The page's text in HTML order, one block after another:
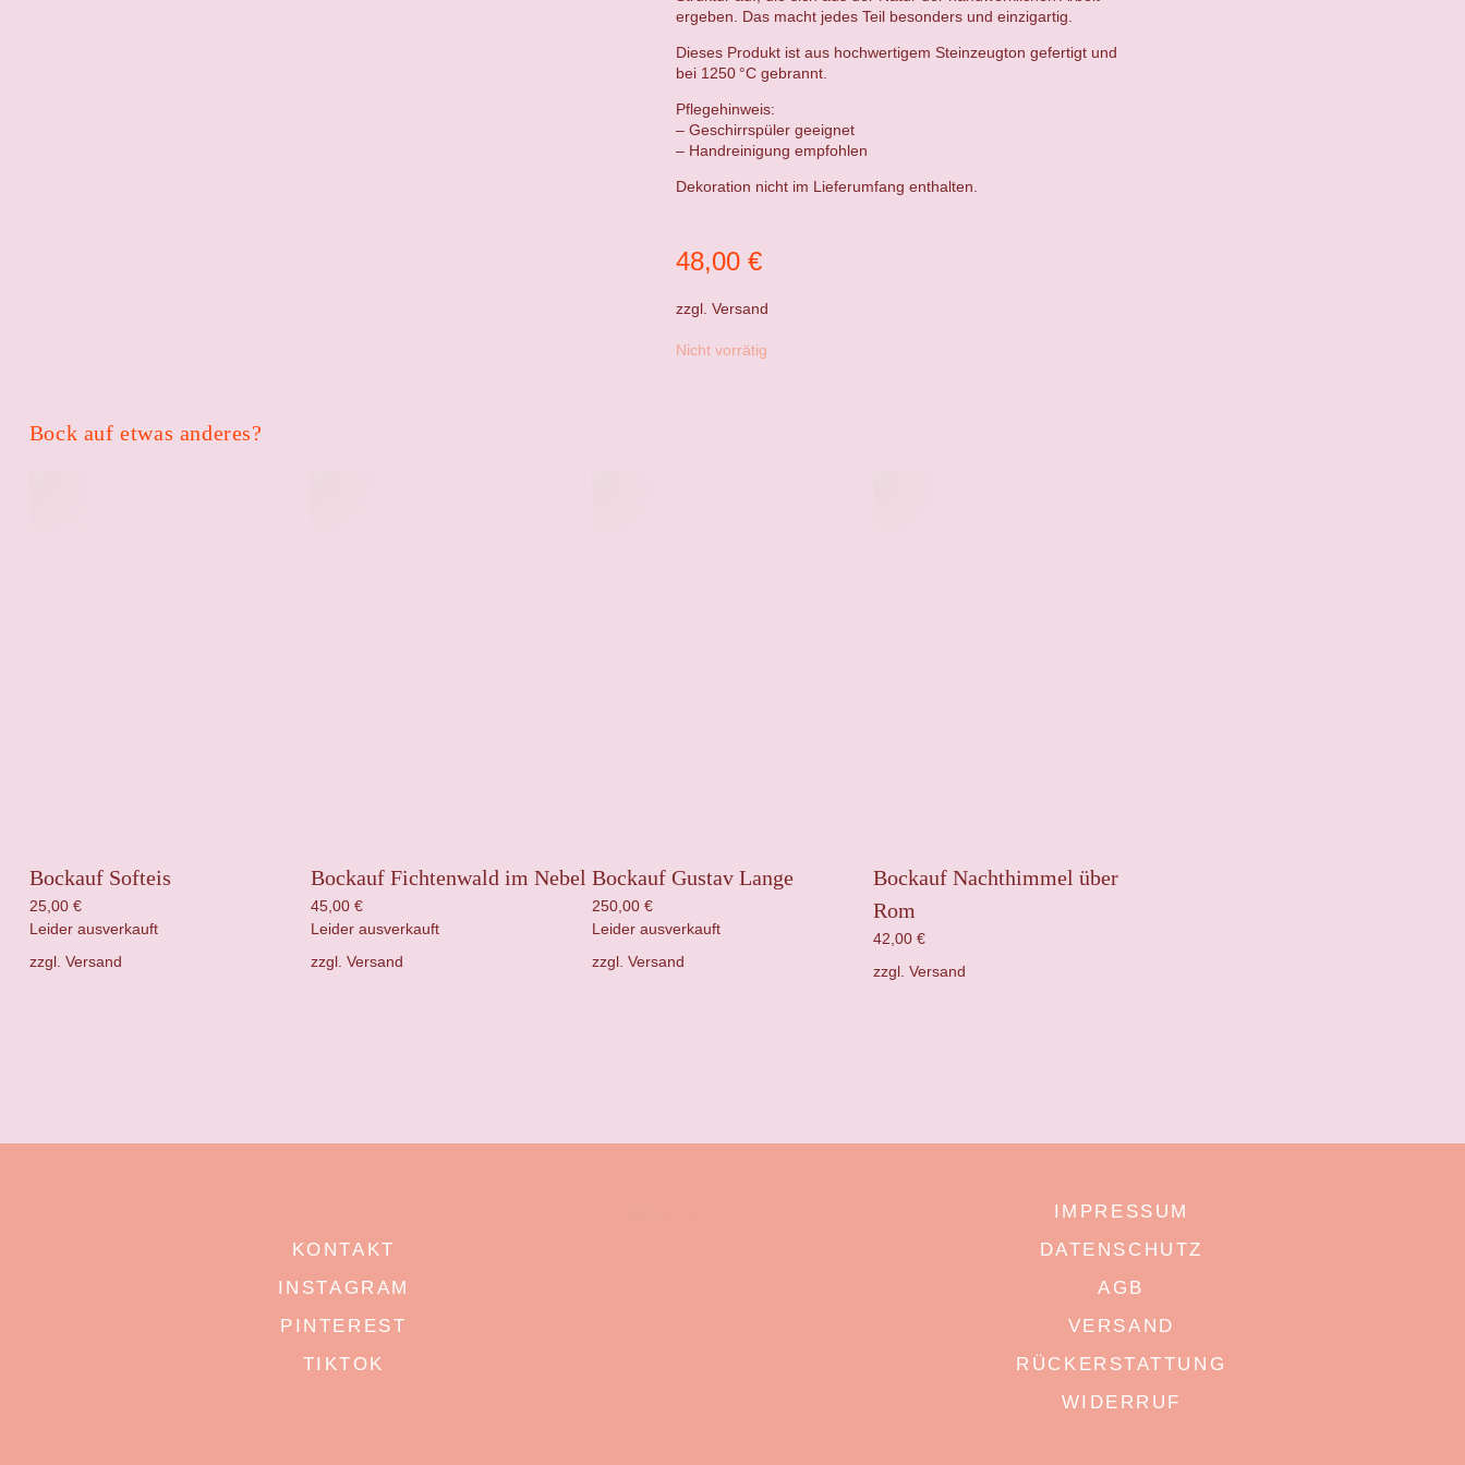
zzgl.Versand
48,00€
Nicht vorrätig
ergeben. Das macht jedes Teil besonders und einzigartig.
Dieses Produkt ist aus hochwertigem Steinzeugton gefertigt und
bei 1250 °C gebrannt.
Pflegehinweis:
– Geschirrspüler geeignet
– Handreinigung empfohlen
Dekoration nicht im Lieferumfang enthalten.
Bock auf etwas anderes?
Bockauf Softeis
25,00 €
Leider ausverkauft
zzgl. Versand
Bockauf Fichtenwald im Nebel
45,00 €
Leider ausverkauft
zzgl. Versand
Bockauf Gustav Lange
250,00 €
Leider ausverkauft
zzgl. Versand
Bockauf Nachthimmel über
Rom
42,00€
zzgl.Versand
KONTAKT
INSTAGRAM
PINTEREST
TIKTOK
IMPRESSUM
DATENSCHUTZ
AGB
VERSAND
RÜCKERSTATTUNG
WIDERRUF